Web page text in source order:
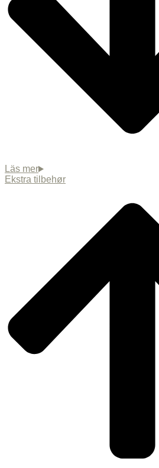
Ekstra tilbehør